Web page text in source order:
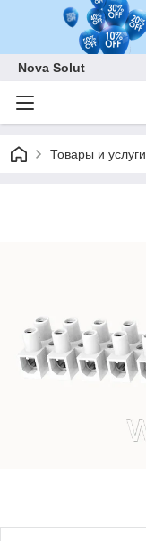
Nova Solut
Товары и услуги